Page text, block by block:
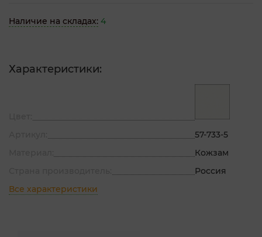
Наличие на складах: 4
Характеристики:
57-733-5
Кожзам
Россия
Все характеристики